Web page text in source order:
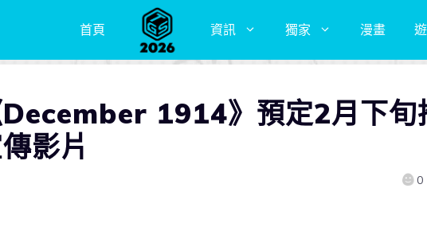
首頁 資訊 獨家 漫畫
1914》預定2月下旬
影片
0